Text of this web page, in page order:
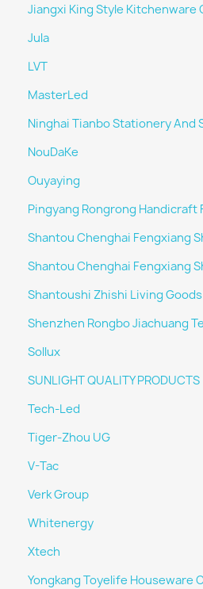
Jiangxi King Style Kitchenware
Jula
LVT
MasterLed
Ninghai Tianbo Stationery And
NouDaKe
Ouyaying
Pingyang Rongrong Handicraft
Shantou Chenghai Fengxiang
Shantou Chenghai Fengxiang
Shantoushi Zhishi Living
Shenzhen Rongbo Jiachuang
Sollux
SUNLIGHT QUALITY PRODUCTS
Tech-Led
Tiger-Zhou UG
V-Tac
Verk Group
Whitenergy
Xtech
Yongkang Toyelife Houseware